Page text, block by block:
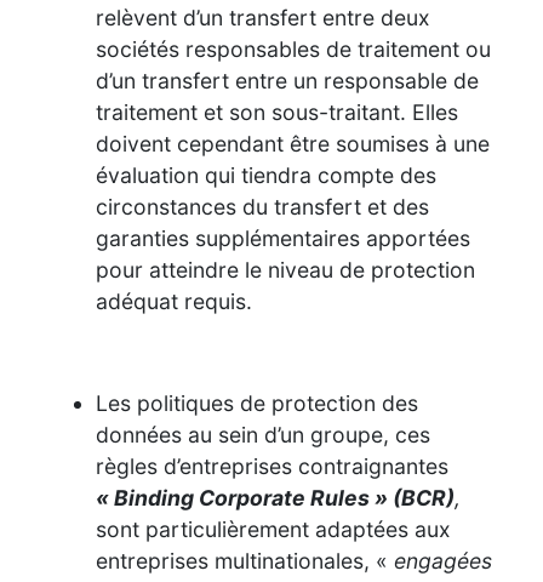
relèvent d’un transfert entre deux
sociétés responsables de traitement ou
d’un transfert entre un responsable de
traitement et son sous-traitant. Elles
doivent cependant être soumises à une
évaluation qui tiendra compte des
circonstances du transfert et des
garanties supplémentaires apportées
pour atteindre le niveau de protection
adéquat requis.
Les politiques de protection des
données au sein d’un groupe, ces
règles d’entreprises contraignantes
« Binding Corporate Rules » (BCR),
sont particulièrement adaptées aux
entreprises multinationales, « engagées